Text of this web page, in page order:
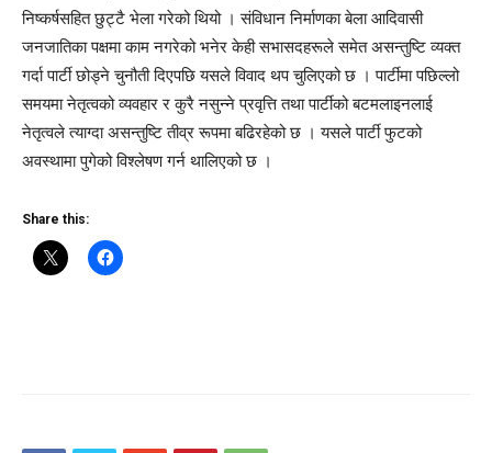
निष्कर्षसहित छुट्टै भेला गरेको थियो । संविधान निर्माणका बेला आदिवासी
जनजातिका पक्षमा काम नगरेको भनेर केही सभासदहरूले समेत असन्तुष्टि व्यक्त
गर्दा पार्टी छोड्ने चुनौती दिएपछि यसले विवाद थप चुलिएको छ । पार्टीमा पछिल्लो
समयमा नेतृत्वको व्यवहार र कुरै नसुन्ने प्रवृत्ति तथा पार्टीको बटमलाइनलाई
नेतृत्वले त्याग्दा असन्तुष्टि तीव्र रूपमा बढिरहेको छ । यसले पार्टी फुटको
अवस्थामा पुगेको विश्लेषण गर्न थालिएको छ ।
Share this: